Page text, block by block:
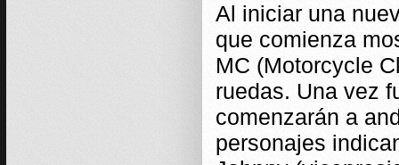
Al iniciar una
que comienza
MC (Motorcycle
ruedas. Una vez
comenzarán a
personajes